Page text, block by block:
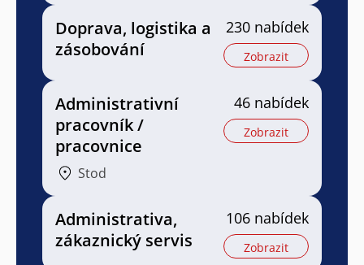
Doprava, logistika a
zásobování
230 nabídek
Zobrazit
Administrativní
pracovník /
pracovnice
Stod
46 nabídek
Zobrazit
Administrativa,
zákaznický servis
106 nabídek
Zobrazit